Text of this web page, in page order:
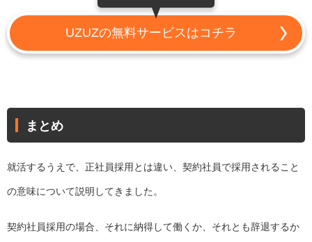
UZUZの無料サービスはコチラ
まとめ
就活するうえで、正社員採用とは違い、契約社員で採用されること
の意味について説明してきました。
契約社員採用の場合、それに納得して働くか、それとも辞退するか